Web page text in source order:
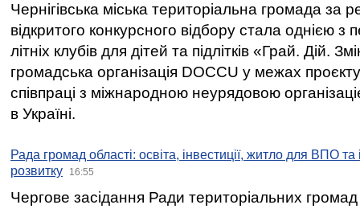
Чернігівська міська територіальна громада за
відкритого конкурсного відбору стала однією
літніх клубів для дітей та підлітків «Грай. Дій.
громадська організація DOCCU у межах
співпраці з міжнародною неурядовою
в Україні.
Рада громад області: освіта, інвестиції, житло для ВПО
розвитку
16:55
Чергове засідання Ради територіальних громад